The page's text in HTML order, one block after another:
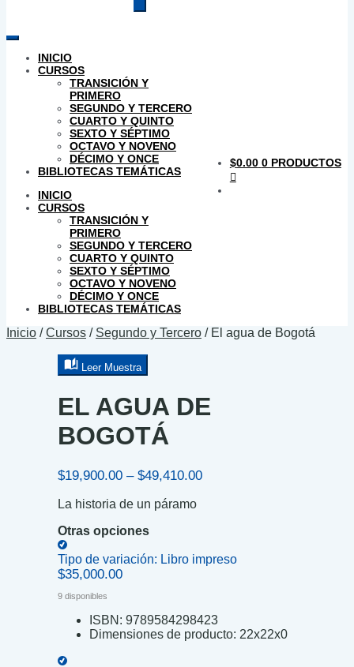
productos
INICIO
CURSOS
TRANSICIÓN Y
PRIMERO
SEGUNDO Y TERCERO
CUARTO Y QUINTO
SEXTO Y SÉPTIMO
OCTAVO Y NOVENO
DÉCIMO Y ONCE
BIBLIOTECAS TEMÁTICAS
INICIO
CURSOS
TRANSICIÓN Y
PRIMERO
SEGUNDO Y TERCERO
CUARTO Y QUINTO
SEXTO Y SÉPTIMO
OCTAVO Y NOVENO
DÉCIMO Y ONCE
BIBLIOTECAS TEMÁTICAS
$0.00 0 PRODUCTOS
Inicio /Cursos / Segundo y Tercero / El agua de Bogotá
Leer Muestra
EL AGUA DE
BOGOTÁ
$19,900.00 – $49,410.00Price
La historia de un páramo
Otras opciones
Tipo de variación: Libro impreso
$35,000.00
9 disponibles
ISBN: 9789584298423
Dimensiones de producto: 22x22x0